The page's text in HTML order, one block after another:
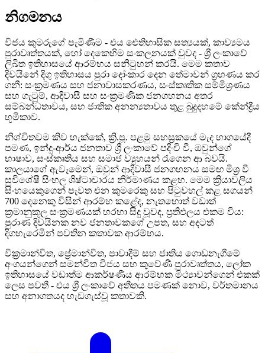
නිගමනය
විජය කුමරුගේ පැමිණීම - එය ඓතිහාසික සත්‍යයක්, කාව්‍යමය
පුරාවෘත්තයක්, හෝ දෙකෙහිම සංකලනයක් වුවද - ශ්‍රී ලංකාවේ
ලිඛිත ඉතිහාසයේ ආරම්භය සනිටුහන් කරයි. මෙම කතාව
දිවයිනේ දිගු ඉතිහාසය පුරා දෝංකාර දෙන තේමාවන් ග්‍රහණය කර
ගනී: සංක්‍රමණය සහ ජනාවාසකරණය, සංස්කෘතික සම්මිශ්‍රණය
සහ ගැටුම්, ආදිවාසී සහ සංක්‍රමණික ජනගහනය අතර
සම්බන්ධතාවය, සහ ජාතික අනන්‍යතාවය තුළ බුදුදහමේ කේන්ද්‍රීය
භූමිකාව.
නිශ්චිතවම කිව හැක්කේ, ක්‍රි.පූ. පළමු සහස්‍රකයේ මැද භාගයේදී
පමණ, ඉන්දු-ආර්ය ජනතාව ශ්‍රී ලංකාවේ පදිංචි වී, ඔවුන්ගේ
භාෂාව, සංස්කෘතිය සහ සමාජ ව්‍යුහයන් රැගෙන ආ බවයි.
කාලයාගේ ඇවෑමෙන්, ඔවුන් ආදිවාසී ජනගහනය සමඟ මිශ්‍ර වී
සුවිශේෂී සිංහල ශිෂ්ටාචාරය නිර්මාණය කළහ. මෙම ක්‍රියාවලිය
සිංහයෙකුගෙන් පැවත එන කුමරෙකු සහ පිටුවහල් කළ සගයන්
700 දෙනෙකු විසින් ආරම්භ කළේද, නැතහොත් වඩාත්
ක්‍රමානුකූල සංක්‍රමණයක් හරහා සිදු වූවද, ප්‍රතිඵලය එකම විය:
පුරාණ දිවයිනක නව ජනතාවකගේ උපත, සහ අදටත්
දිගහැරෙමින් පවතින කතාවක ආරම්භය.
වික්‍රමාන්විත, ප්‍රේමාන්විත, පාවාදීම් සහ ජාතිය ගොඩනැගීමේ
අංගයන්ගෙන් සමන්විත විජය සහ කුවේණි පුරාවෘත්තය, ලෝක
ඉතිහාසයේ වඩාත්ම ආකර්ෂණීය ආරම්භක මිථ්‍යාවන්ගෙන් එකක්
ලෙස පවතී - එය ශ්‍රී ලංකාවේ අතීතය පමණක් නොව, වර්තමානය
සහ අනාගතයද හැඩගැස්වූ කතාවකි.